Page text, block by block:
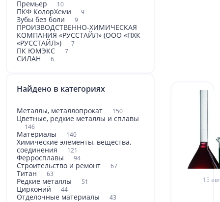
Премьер 10
ПКФ КолорХеми 9
Зубы без боли 9
ПРОИЗВОДСТВЕННО-ХИМИЧЕСКАЯ
КОМПАНИЯ «РУССТАЙЛ» (ООО «ПХК
«РУССТАЙЛ»)
7
ПК ЮМЭКС 7
СИЛАН 6
Найдено в категориях
Металлы, металлопрокат 150
Цветные, редкие металлы и сплавы
146
Материалы 140
Химические элементы, вещества,
соединения
121
Ферросплавы 94
Строительство и ремонт 67
Титан 63
Редкие металлы 51
Цирконий 44
Отделочные материалы 43
15